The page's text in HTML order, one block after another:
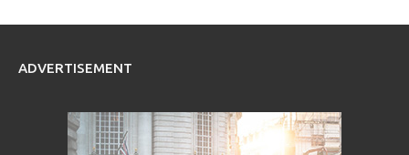
ADVERTISEMENT